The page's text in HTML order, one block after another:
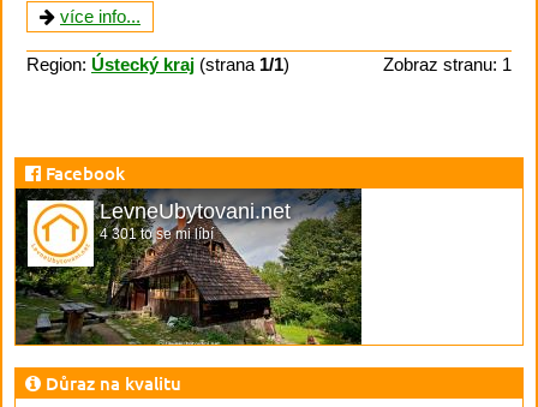
více info...
Region: Ústecký kraj (strana 1/1) Zobraz stranu: 1
Facebook
LevneUbytovani.net
4 301 to se mi líbí
Důraz na kvalitu